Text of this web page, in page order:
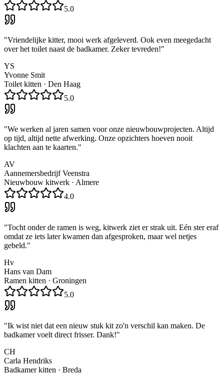
5.0
"Vriendelijke kitter, mooi werk afgeleverd. Ook even meegedacht
over het toilet naast de badkamer. Zeker tevreden!"
YS
Yvonne Smit
Toilet kitten · Den Haag
5.0
"We werken al jaren samen voor onze nieuwbouwprojecten. Altijd
op tijd, altijd nette afwerking. Onze opzichters hoeven nooit
klachten aan te kaarten."
AV
Aannemersbedrijf Veenstra
Nieuwbouw kitwerk · Almere
4.0
"Tocht onder de ramen is weg, kitwerk ziet er strak uit. Eén ster eraf
omdat ze iets later kwamen dan afgesproken, maar wel netjes
gebeld."
Hv
Hans van Dam
Ramen kitten · Groningen
5.0
"Ik wist niet dat een nieuw stuk kit zo'n verschil kan maken. De
badkamer voelt direct frisser. Dank!"
CH
Carla Hendriks
Badkamer kitten · Breda